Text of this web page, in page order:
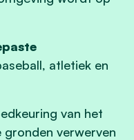
atletiek en
van het
gronden verwerven